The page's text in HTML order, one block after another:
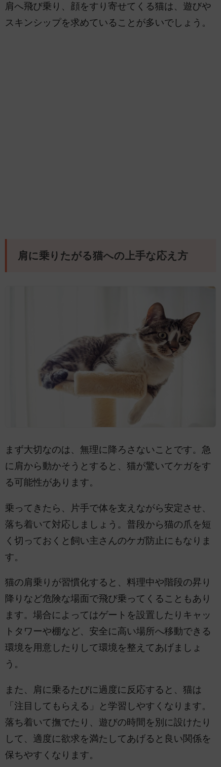
肩へ飛び乗り、顔をすり寄せてくる猫は、遊びや
スキンシップを求めていることが多いでしょう。
肩に乗りたがる猫への上手な応え方
まず大切なのは、無理に降ろさないことです。急
に肩から動かそうとすると、猫が驚いてケガをす
る可能性があります。
乗ってきたら、片手で体を支えながら安定させ、
落ち着いて対応しましょう。普段から猫の爪を短
く切っておくと飼い主さんのケガ防止にもなりま
す。
猫の肩乗りが習慣化すると、料理中や階段の昇り
降りなど危険な場面で飛び乗ってくることもあり
ます。場合によってはゲートを設置したりキャッ
トタワーや棚など、安全に高い場所へ移動できる
環境を用意したりして環境を整えてあげましょ
う。
また、肩に乗るたびに過度に反応すると、猫は
「注目してもらえる」と学習しやすくなります。
落ち着いて撫でたり、遊びの時間を別に設けたり
して、適度に欲求を満たしてあげると良い関係を
保ちやすくなります。